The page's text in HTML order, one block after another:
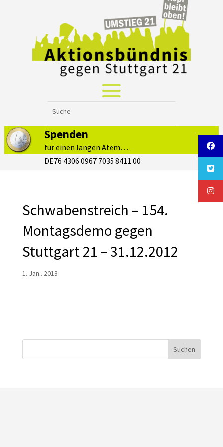
Spenden
für einen langen Atem…
DE76 4306 0967 7035 8411 00
Schwabenstreich – 154.
Montagsdemo gegen
Stuttgart 21 – 31.12.2012
1. Jan.. 2013
Suchen